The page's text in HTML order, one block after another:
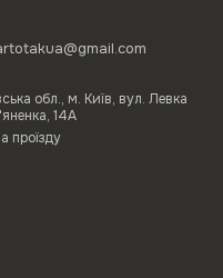
обл., м. Київ, вул. Левка
14А
проїзду